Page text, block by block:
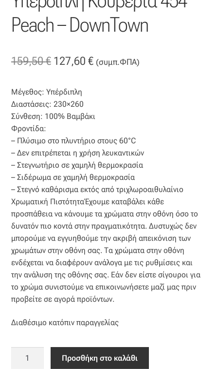
Βαμβακοσατέν
Βελουτέ
Βουάλ
Γάζα
Γκρο
Δαντέλα
Δίχτυ
Επιπλόπανο
Ζακάρ
Καραβόπανο
Κρεπ
Λινό
Λονέτα
Peach – DownTown
159,50€ Original
was:
159,50 €.
127,60 €Η
είναι:
(συμπ.ΦΠΑ)
Μέγεθος: Υπέρδιπλη
Διαστάσεις: 230×260
Σύνθεση: 100% Βαμβάκι
Φροντίδα:
– Πλύσιμο στο πλυντήριο στους 60°C
– Δεν επιτρέπεται η χρήση λευκαντικών
– Στεγνωτήριο σε χαμηλή θερμοκρασία
– Σιδέρωμα σε χαμηλή θερμοκρασία
– Στεγνό καθάρισμα εκτός από τριχλωροαιθυλαίνιο
Χρωματική ΠιστότηταΈχουμε καταβάλει κάθε
προσπάθεια να κάνουμε τα χρώματα στην οθόνη όσο το
δυνατόν πιο κοντά στην πραγματικότητα. Δυστυχώς δεν
μπορούμε να εγγυηθούμε την ακριβή απεικόνιση των
χρωμάτων στην οθόνη σας. Τα χρώματα στην οθόνη
ενδέχεται να διαφέρουν ανάλογα με τις ρυθμίσεις και
την ανάλυση της οθόνης σας. Εάν δεν είστε σίγουροι για
το χρώμα συνιστούμε να επικοινωνήσετε μαζί μας πριν
προβείτε σε αγορά προϊόντων.
Διαθέσιμο κατόπιν παραγγελίας
Υπέρδιπλη
Προσθήκη στο καλάθι